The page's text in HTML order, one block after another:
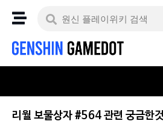
리월 보물상자 #564 관련 궁금한